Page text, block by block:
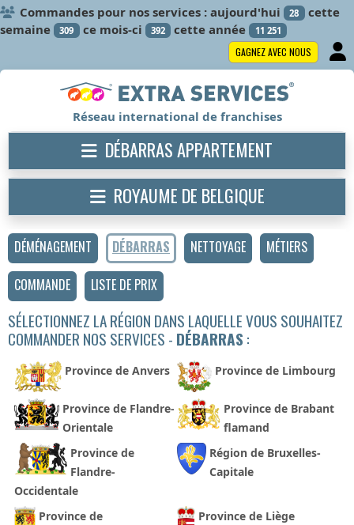
Commandes pour nos services : aujourd'hui 28 cette
semaine
309 ce mois-ci 392 cette année 11 251
GAGNEZ AVEC NOUS
DÉMÉNAGEMENT DÉBARRAS NETTOYAGE
MÉTIERS
COMMANDE
LISTE DE PRIX
SÉLECTIONNEZ LA RÉGION DANS LAQUELLE VOUS SOUHAITEZ
COMMANDER NOS SERVICES - DÉBARRAS :
Province de Anvers Province de Limbourg
Province de Flandre-
Orientale
Province de Brabant
flamand
Province de
Flandre-
Occidentale
Région de Bruxelles-
Capitale
Province de
Province de Liège
Réseau international de franchises
DÉBARRAS APPARTEMENT
ROYAUME DE BELGIQUE